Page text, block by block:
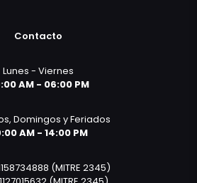
Contacto
Lunes - Viernes
AM - 06:00 PM
Domingos y Feriados
AM - 14:00 PM
(MITRE 2345)